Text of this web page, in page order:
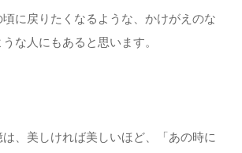
に戻りたくなるような、かけがえのな
な人にもあると思います。
は、美しければ美しいほど、「あの時に